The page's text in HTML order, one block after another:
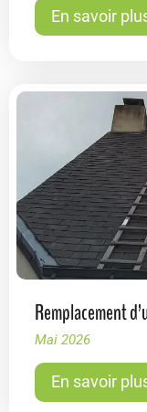
En savoir
Remplacement
Mai 2026
En savoir